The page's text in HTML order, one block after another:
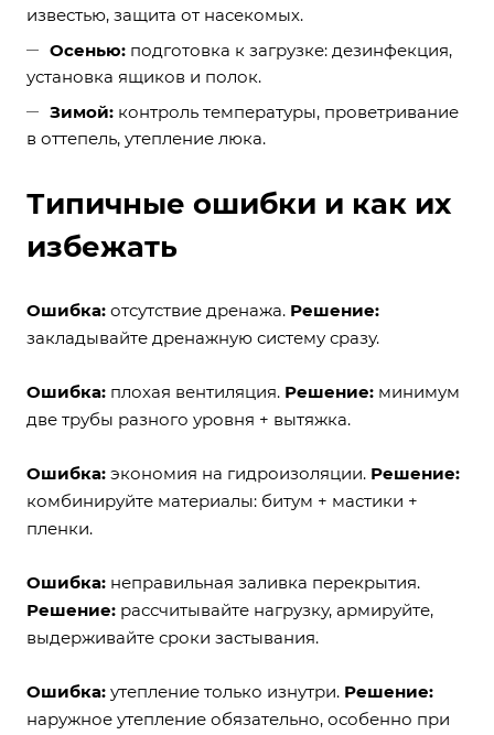
известью, защита от насекомых.
Осенью: подготовка к загрузке: дезинфекция,
установка ящиков и полок.
Зимой: контроль температуры, проветривание
в оттепель, утепление люка.
Типичные ошибки и как их
избежать
Ошибка: отсутствие дренажа. Решение:
закладывайте дренажную систему сразу.
Ошибка: плохая вентиляция. Решение: минимум
две трубы разного уровня + вытяжка.
Ошибка: экономия на гидроизоляции. Решение:
комбинируйте материалы: битум + мастики +
пленки.
Ошибка: неправильная заливка перекрытия.
Решение: рассчитывайте нагрузку, армируйте,
выдерживайте сроки застывания.
Ошибка: утепление только изнутри. Решение:
наружное утепление обязательно, особенно при